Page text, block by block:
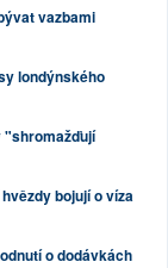
vazbami
londýnského
"shromažďují
bojují o víza
o dodávkách